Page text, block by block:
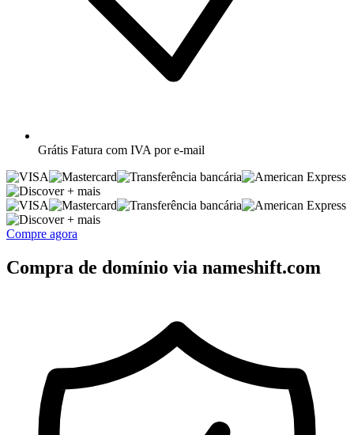
Grátis Fatura com IVA por e-mail
+ mais
+ mais
Compre agora
Compra de domínio via nameshift.com